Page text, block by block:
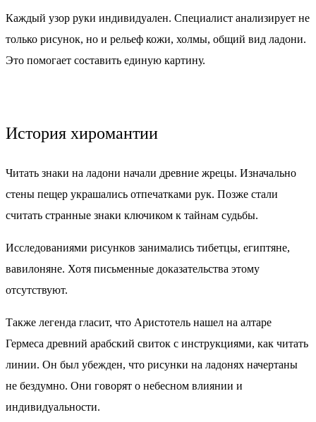
Каждый узор руки индивидуален. Специалист анализирует не
только рисунок, но и рельеф кожи, холмы, общий вид ладони.
Это помогает составить единую картину.
История хиромантии
Читать знаки на ладони начали древние жрецы. Изначально
стены пещер украшались отпечатками рук. Позже стали
считать странные знаки ключиком к тайнам судьбы.
Исследованиями рисунков занимались тибетцы, египтяне,
вавилоняне. Хотя письменные доказательства этому
отсутствуют.
Также легенда гласит, что Аристотель нашел на алтаре
Гермеса древний арабский свиток с инструкциями, как читать
линии. Он был убежден, что рисунки на ладонях начертаны
не бездумно. Они говорят о небесном влиянии и
индивидуальности.